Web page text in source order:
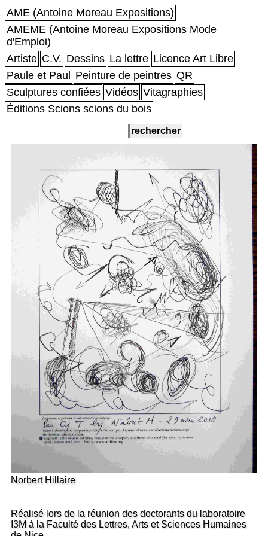
AME (Antoine Moreau Expositions)
AMEME (Antoine Moreau Expositions Mode
d'Emploi)
Artiste C.V. Dessins La lettre Licence Art Libre
Paule et Paul
Peinture de peintres QR
Sculptures confiées Vidéos Vitagraphies
Éditions Scions scions du bois
Norbert Hillaire
Réalisé lors de la réunion des doctorants du laboratoire
I3M à la Faculté des Lettres, Arts et Sciences Humaines